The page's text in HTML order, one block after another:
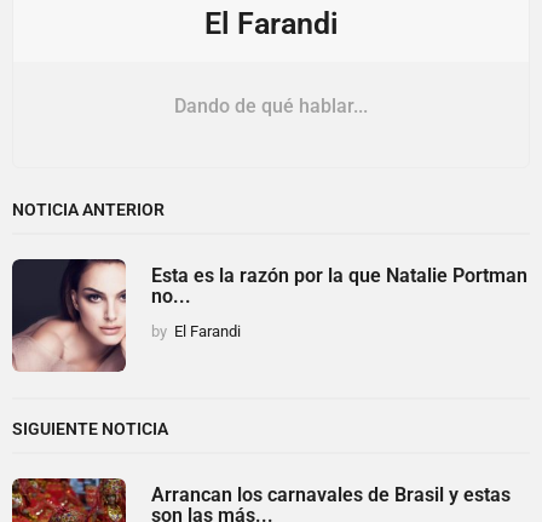
El Farandi
Dando de qué hablar...
NOTICIA ANTERIOR
Esta es la razón por la que Natalie Portman
no...
by El Farandi
SIGUIENTE NOTICIA
Arrancan los carnavales de Brasil y estas
son las más...